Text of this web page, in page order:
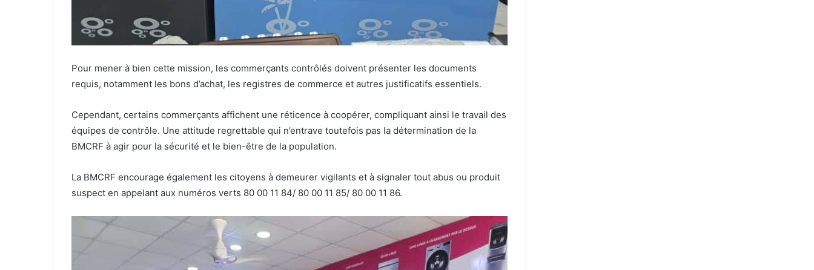
Pour mener à bien cette mission, les commerçants contrôlés doivent présenter les documents
requis, notamment les bons d’achat, les registres de commerce et autres justificatifs essentiels.
Cependant, certains commerçants affichent une réticence à coopérer, compliquant ainsi le travail des
équipes de contrôle. Une attitude regrettable qui n’entrave toutefois pas la détermination de la
BMCRF à agir pour la sécurité et le bien-être de la population.
La BMCRF encourage également les citoyens à demeurer vigilants et à signaler tout abus ou produit
suspect en appelant aux numéros verts 80 00 11 84/ 80 00 11 85/ 80 00 11 86.